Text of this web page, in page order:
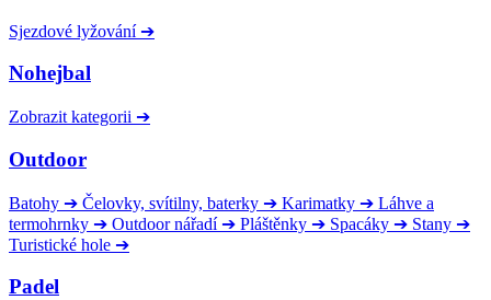
Sjezdové lyžování ➔
Nohejbal
Zobrazit kategorii ➔
Outdoor
Batohy ➔ Čelovky, svítilny, baterky ➔ Karimatky ➔ Láhve a
termohrnky ➔ Outdoor nářadí ➔ Pláštěnky ➔ Spacáky ➔ Stany ➔
Turistické hole ➔
Padel